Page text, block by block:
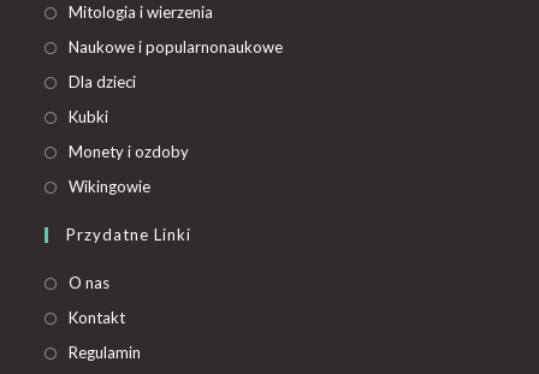
Mitologia i wierzenia
Naukowe i popularnonaukowe
Dla dzieci
Kubki
Monety i ozdoby
Wikingowie
Przydatne Linki
O nas
Kontakt
Regulamin